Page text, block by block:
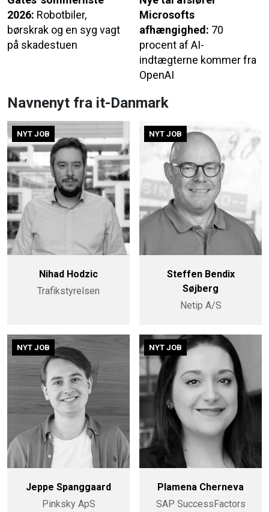
2026: Robotbiler,
børskrak og en syg vagt
på skadestuen
Microsofts
afhængighed: 70
procent af AI-
indtægterne kommer fra
OpenAI
Navnenyt fra it-Danmark
NYT JOB
Nihad Hodzic
Trafikstyrelsen
NYT JOB
Steffen Bendix
Søjberg
Netip A/S
NYT JOB
Jeppe Spanggaard
Pinksky ApS
NYT JOB
Plamena Cherneva
SAP SuccessFactors